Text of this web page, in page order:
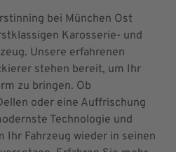
bei München Ost
Karosserie- und
Unsere erfahrenen
stehen bereit, um Ihr
zu bringen. Ob
oder eine Auffrischung
Technologie und
Ihr Fahrzeug wieder in seinen